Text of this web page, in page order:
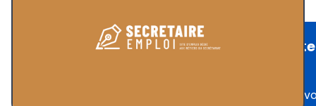
Présentation du
Publiez